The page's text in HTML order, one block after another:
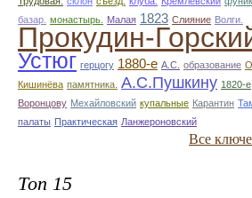
базар. монастырь. Малая 1823 Слияние Волги.
Прокудин-
Устюг герцогу 1880-е А.С. образование
Кишинёва памятника. А.С.Пушкину 1820-е
Воронцову Мехайловский купальные Карантин
палаты Практическая Ланжероновский
Все
Топ 15